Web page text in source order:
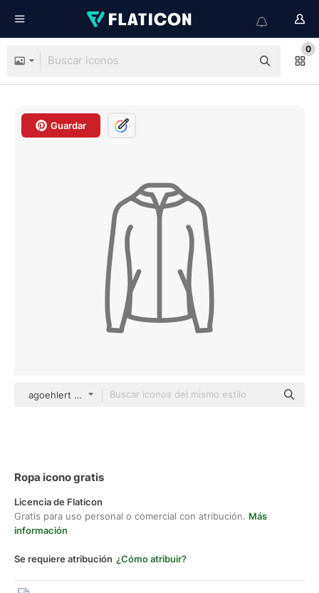
0
Guardar
agoehlert Others
Ropa icono gratis
Licencia de Flaticon
Gratis para uso personal o comercial con atribución. Más
información
Se requiere atribución ¿Cómo atribuir?